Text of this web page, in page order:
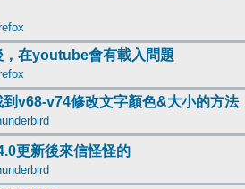
，在youtube會有載入問題
到v68-v74修改文字顏色&大小的方法
更新後來信怪怪的